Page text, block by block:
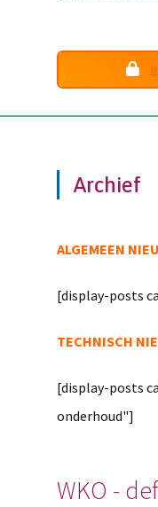
Archief
ALGEMEEN
[display-posts
TECHNISCH
[display-posts
onderhoud"]
WKO -